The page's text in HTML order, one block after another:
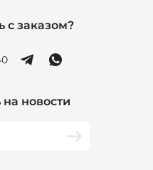
заказом?
новости